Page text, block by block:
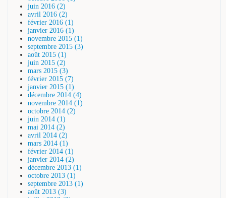
juin 2016 (2)
avril 2016 (2)
février 2016 (1)
janvier 2016 (1)
novembre 2015 (1)
septembre 2015 (3)
août 2015 (1)
juin 2015 (2)
mars 2015 (3)
février 2015 (7)
janvier 2015 (1)
décembre 2014 (4)
novembre 2014 (1)
octobre 2014 (2)
juin 2014 (1)
mai 2014 (2)
avril 2014 (2)
mars 2014 (1)
février 2014 (1)
janvier 2014 (2)
décembre 2013 (1)
octobre 2013 (1)
septembre 2013 (1)
août 2013 (3)